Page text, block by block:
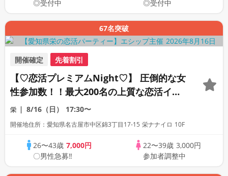
◎受付中
◎受付中
67名突破
開催確定 先着割引
【♡恋活プレミアムNight♡】 圧倒的な女
性参加数！！最大200名の上質な恋活イベ
ント！！
栄 8/16（日） 17:30〜
開催地住所：愛知県名古屋市中区錦3丁目17-15 栄ナナイロ 10F
26〜43歳 7,000円
〇男性急募‼
22〜39歳 3,000円
参加者調整中